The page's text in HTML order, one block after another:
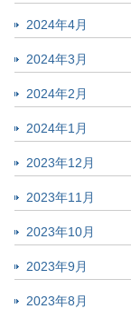
2024年4月
2024年3月
2024年2月
2024年1月
2023年12月
2023年11月
2023年10月
2023年9月
2023年8月